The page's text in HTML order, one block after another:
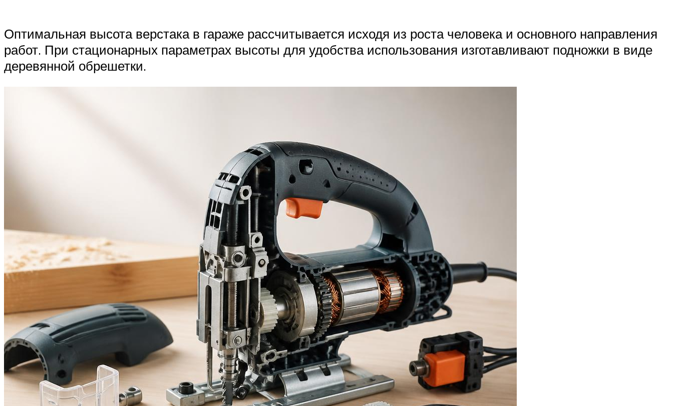
Оптимальная высота верстака в гараже рассчитывается исходя из роста человека и основного направления
работ. При стационарных параметрах высоты для удобства использования изготавливают подножки в виде
деревянной обрешетки.